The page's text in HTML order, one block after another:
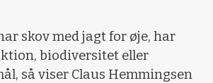
skov med jagt for øje, har
biodiversitet eller
så viser Claus Hemmingsen